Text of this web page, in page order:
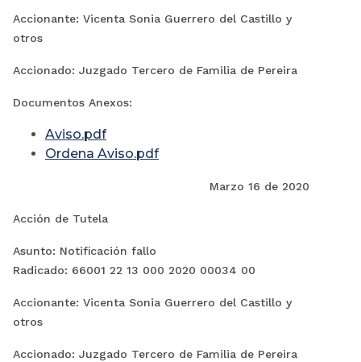
Accionante: Vicenta Sonia Guerrero del Castillo y
otros
Accionado: Juzgado Tercero de Familia de Pereira
Documentos Anexos:
Aviso.pdf
Ordena Aviso.pdf
Marzo 16 de 2020
Acción de Tutela
Asunto: Notificación fallo
Radicado: 66001 22 13 000 2020 00034 00
Accionante: Vicenta Sonia Guerrero del Castillo y
otros
Accionado: Juzgado Tercero de Familia de Pereira